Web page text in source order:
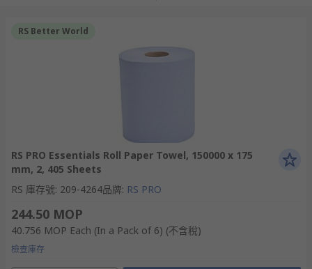
RS Better World
RS PRO Essentials Roll Paper Towel, 150000 x 175
mm, 2, 405 Sheets
RS 庫存號: 209-4264品牌: RS PRO
244.50 MOP
40.756 MOP Each (In a Pack of 6) (不含稅)
檢查庫存